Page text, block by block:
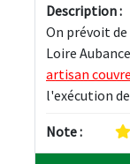
Description :
On prévoit
Loire
artisan
l'exécution
Note :